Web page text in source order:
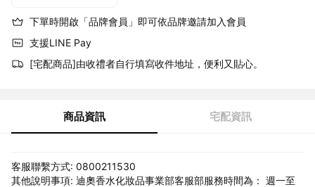
下單時開啟「品牌會員」即可依品牌邀請加入會員
支援LINE Pay
[宅配商品]由收禮者自行填寫收件地址，便利又貼心。
商品資訊 宅配資訊
客服聯繫方式: 0800211530
其他說明事項: 迪奧香水化妝品事業部客服部服務時間為： 週一至